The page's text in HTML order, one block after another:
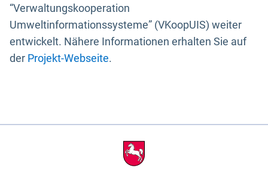
“Verwaltungskooperation
Umweltinformationssysteme” (VKoopUIS) weiter
entwickelt. Nähere Informationen erhalten Sie auf
der Projekt-Webseite.